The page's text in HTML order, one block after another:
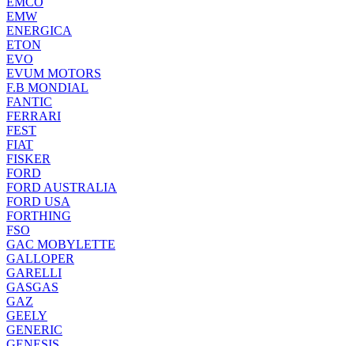
EMW
ENERGICA
ETON
EVO
EVUM MOTORS
F.B MONDIAL
FANTIC
FERRARI
FEST
FIAT
FISKER
FORD
FORD AUSTRALIA
FORD USA
FORTHING
FSO
GAC MOBYLETTE
GALLOPER
GARELLI
GASGAS
GAZ
GEELY
GENERIC